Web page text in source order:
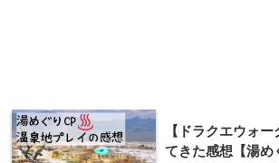
【ドラクエウォ
てきた感想【湯め